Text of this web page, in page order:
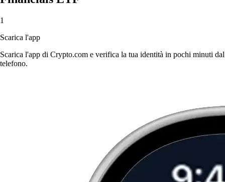
1
Scarica l'app
Scarica l'app di Crypto.com e verifica la tua identità in pochi minuti dal
telefono.